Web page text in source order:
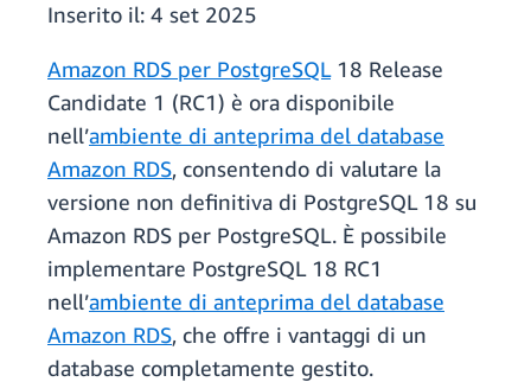
Inserito il: 4 set 2025
Amazon RDS per PostgreSQL18 Release
Candidate 1 (RC1) è ora disponibile
nell’ambiente di anteprima del database
Amazon RDS, consentendo di valutare la
versione non definitiva di PostgreSQL 18 su
Amazon RDS per PostgreSQL. È possibile
implementare PostgreSQL 18 RC1
nell’ambiente di anteprima del database
Amazon RDS, che offre i vantaggi di un
database completamente gestito.